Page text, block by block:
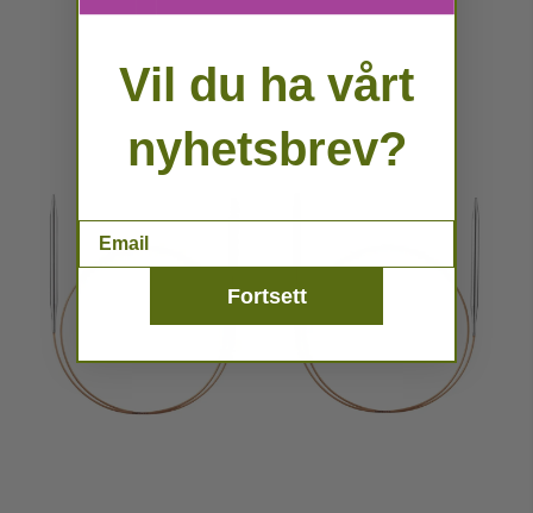
Vil du ha vårt
nyhetsbrev?
Fortsett